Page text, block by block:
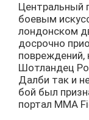
Центральный
боевым
лондонском
досрочно
повреждений,
Шотландец
Далби так и
бой был
портал MMA